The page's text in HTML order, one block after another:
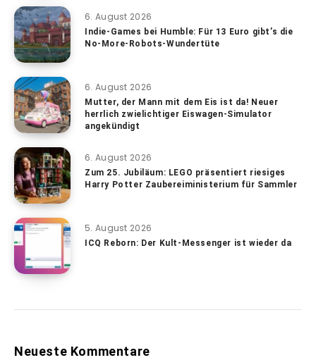
6. August 2026
Indie-Games bei Humble: Für 13 Euro gibt’s die
No-More-Robots-Wundertüte
6. August 2026
Mutter, der Mann mit dem Eis ist da! Neuer
herrlich zwielichtiger Eiswagen-Simulator
angekündigt
6. August 2026
Zum 25. Jubiläum: LEGO präsentiert riesiges
Harry Potter Zaubereiministerium für Sammler
5. August 2026
ICQ Reborn: Der Kult-Messenger ist wieder da
Neueste Kommentare